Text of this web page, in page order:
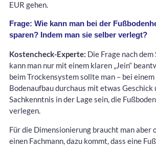
EUR gehen.
Frage: Wie kann man bei der
sparen? Indem man sie selber verlegt?
Kostencheck-Experte: Die Frage nach
kann man nur mit einem klaren „Jein“
beim Trockensystem sollte man – bei
Bodenaufbau durchaus mit etwas Geschick
Sachkenntnis in der Lage sein, die
verlegen.
Für die Dimensionierung braucht man aber
einen Fachmann, dazu kommt, dass eine